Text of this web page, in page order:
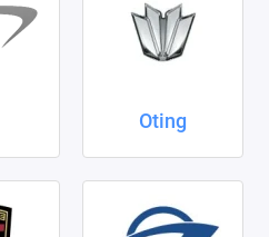
Oting